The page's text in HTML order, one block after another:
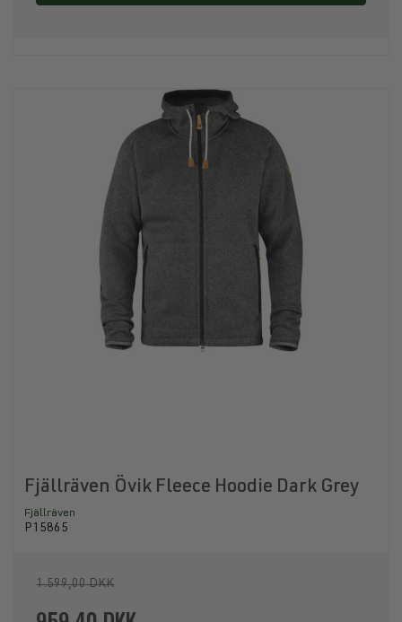
Fjällräven Övik Fleece Hoodie Dark Grey
Fjällräven
P15865
1.599,00 DKK